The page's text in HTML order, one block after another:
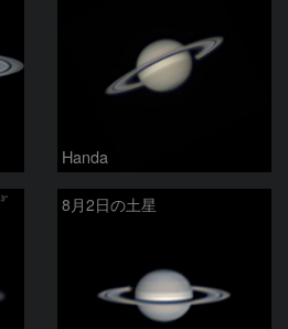
Handa
8月2日の土星